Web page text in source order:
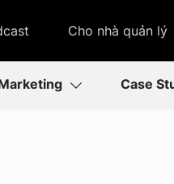
Cho nhà quản lý
Case